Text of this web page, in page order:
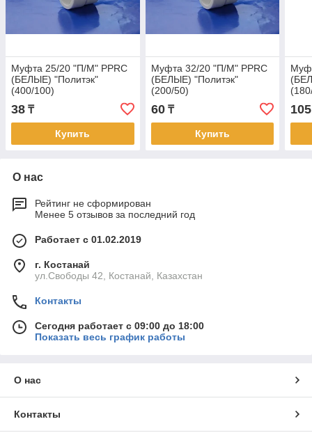
Муфта 25/20 "П/М" PPRC
(БЕЛЫЕ) "Политэк"
(400/100)
38 ₸
Купить
Муфта 32/20 "П/М" PPRC
(БЕЛЫЕ) "Политэк"
(200/50)
60₸
Купить
105
О нас
Рейтинг не сформирован
Менее 5 отзывов за последний год
Работает с 01.02.2019
г. Костанай
ул.Свободы 42, Костанай, Казахстан
Контакты
Сегодня работает с 09:00 до 18:00
Показать весь график работы
О нас
Контакты